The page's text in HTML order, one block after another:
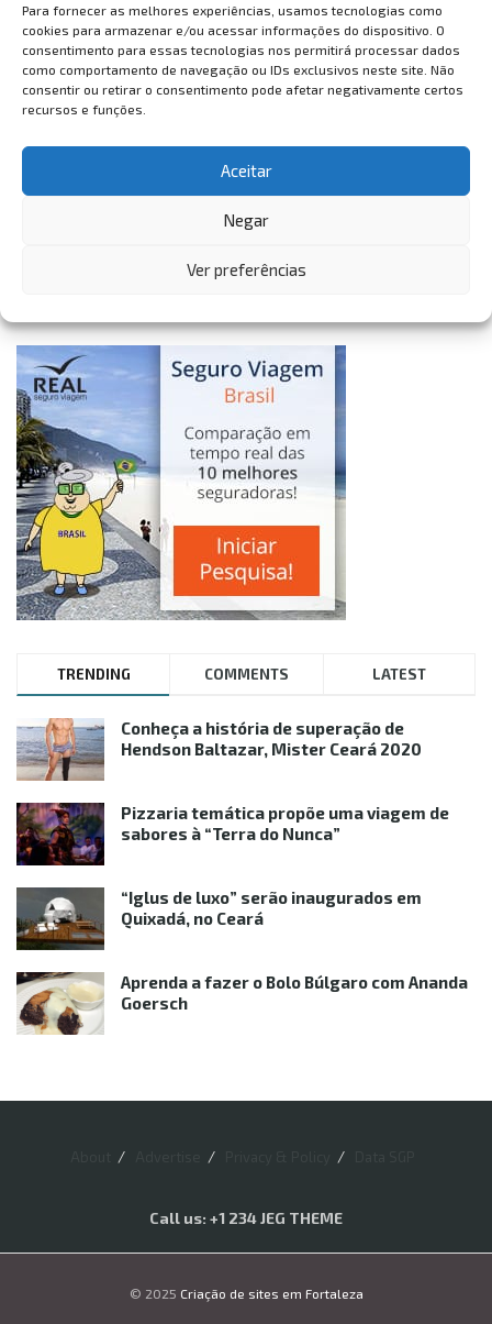
Para fornecer as melhores experiências, usamos tecnologias como
cookies para armazenar e/ou acessar informações do dispositivo. O
consentimento para essas tecnologias nos permitirá processar dados
como comportamento de navegação ou IDs exclusivos neste site. Não
consentir ou retirar o consentimento pode afetar negativamente certos
recursos e funções.
Aceitar
Negar
Ver preferências
TRENDING COMMENTS LATEST
Conheça a história de superação de
Hendson Baltazar, Mister Ceará 2020
Pizzaria temática propõe uma viagem de
sabores à “Terra do Nunca”
“Iglus de luxo” serão inaugurados em
Quixadá, no Ceará
Aprenda a fazer o Bolo Búlgaro com Ananda
Goersch
Call us: +1 234 JEG THEME
© 2025 Criação de sites em Fortaleza